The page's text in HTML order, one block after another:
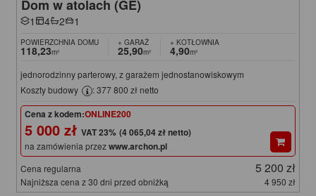
Dom w atolach (GE)
1 4 2 1
POWIERZCHNIA DOMU
118,23m²
+ GARAŻ
25,90m²
+ KOTŁOWNIA
4,90m²
jednorodzinny parterowy, z garażem jednostanowiskowym
Koszty budowy
: 377 800 zł netto
Cena z kodem:ONLINE200
5 000 zł (4 065,04 zł netto)
na zamówienia przezwww.archon.pl
Cena regularna 5 200 zł
Najniższa cena z 30 dni przed obniżką 4 950 zł